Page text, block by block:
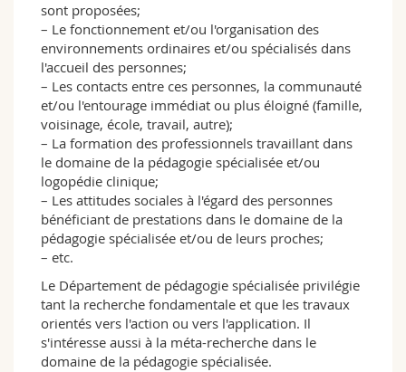
sont proposées;
– Le fonctionnement et/ou l'organisation des
environnements ordinaires et/ou spécialisés dans
l'accueil des personnes;
– Les contacts entre ces personnes, la communauté
et/ou l'entourage immédiat ou plus éloigné (famille,
voisinage, école, travail, autre);
– La formation des professionnels travaillant dans
le domaine de la pédagogie spécialisée et/ou
logopédie clinique;
– Les attitudes sociales à l'égard des personnes
bénéficiant de prestations dans le domaine de la
pédagogie spécialisée et/ou de leurs proches;
– etc.
Le Département de pédagogie spécialisée privilégie
tant la recherche fondamentale et que les travaux
orientés vers l'action ou vers l'application. Il
s'intéresse aussi à la méta-recherche dans le
domaine de la pédagogie spécialisée.